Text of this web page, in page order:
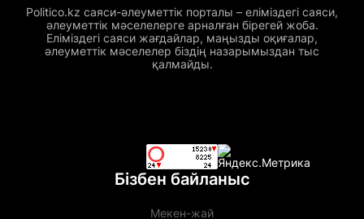
Politico.kz саяси-әлеуметтік порталы – еліміздегі саяси,
әлеуметтік мәселелерге арналған бірегей жоба.
Еліміздегі саяси жағдайлар, маңызды оқиғалар,
әлеуметтік мәселелер біздің назарымыздан тыс
қалмайды.
Бізбен байланыс
Мекен-жай